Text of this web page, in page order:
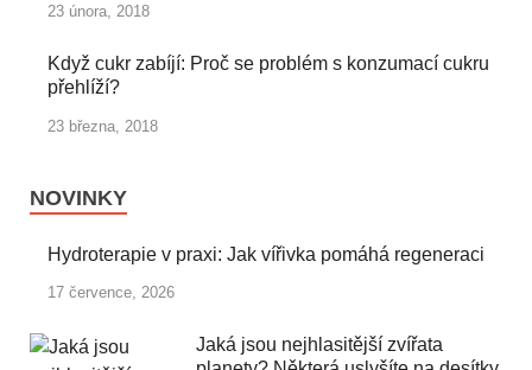
23 února, 2018
Když cukr zabíjí: Proč se problém s konzumací cukru
přehlíží?
23 března, 2018
NOVINKY
Hydroterapie v praxi: Jak vířivka pomáhá regeneraci
17 července, 2026
Jaká jsou nejhlasitější zvířata